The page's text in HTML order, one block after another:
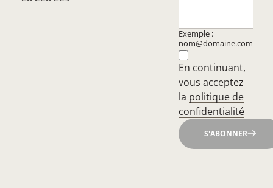
Exemple :
nom@domaine.com
En continuant,
vous acceptez
la politique de
confidentialité
S'ABONNER